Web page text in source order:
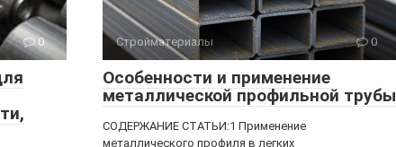
0 Стройматериалы 0
Особенности и применение
металлической профильной трубы
СОДЕРЖАНИЕ СТАТЬИ:1 Применение
металлического профиля в легких